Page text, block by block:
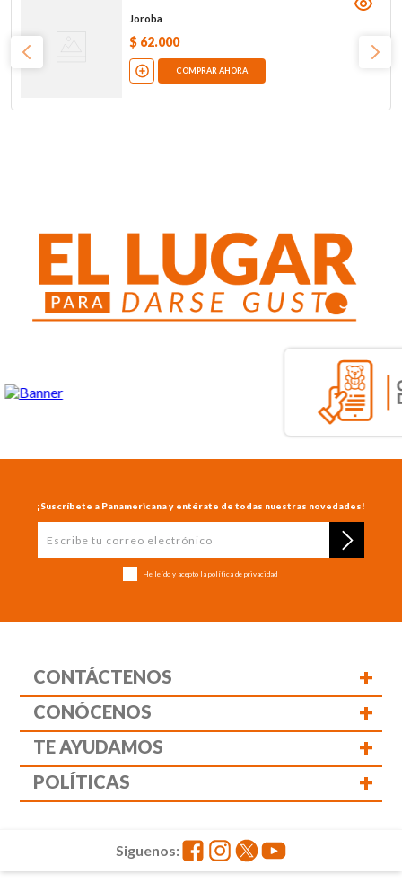
Joroba
$ 62.000
COMPRAR AHORA
¡Suscríbete a Panamericana y entérate de todas nuestras novedades!
He leído y acepto la política de privacidad
CONTÁCTENOS +
CONÓCENOS +
TE AYUDAMOS +
POLÍTICAS +
Siguenos: